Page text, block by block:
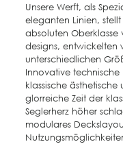
Unsere Werft, als
eleganten Linien,
absoluten Oberklasse
designs,
unterschiedlichen
Innovative technische
klassische
glorreiche Zeit der
Seglerherz höher
modulares